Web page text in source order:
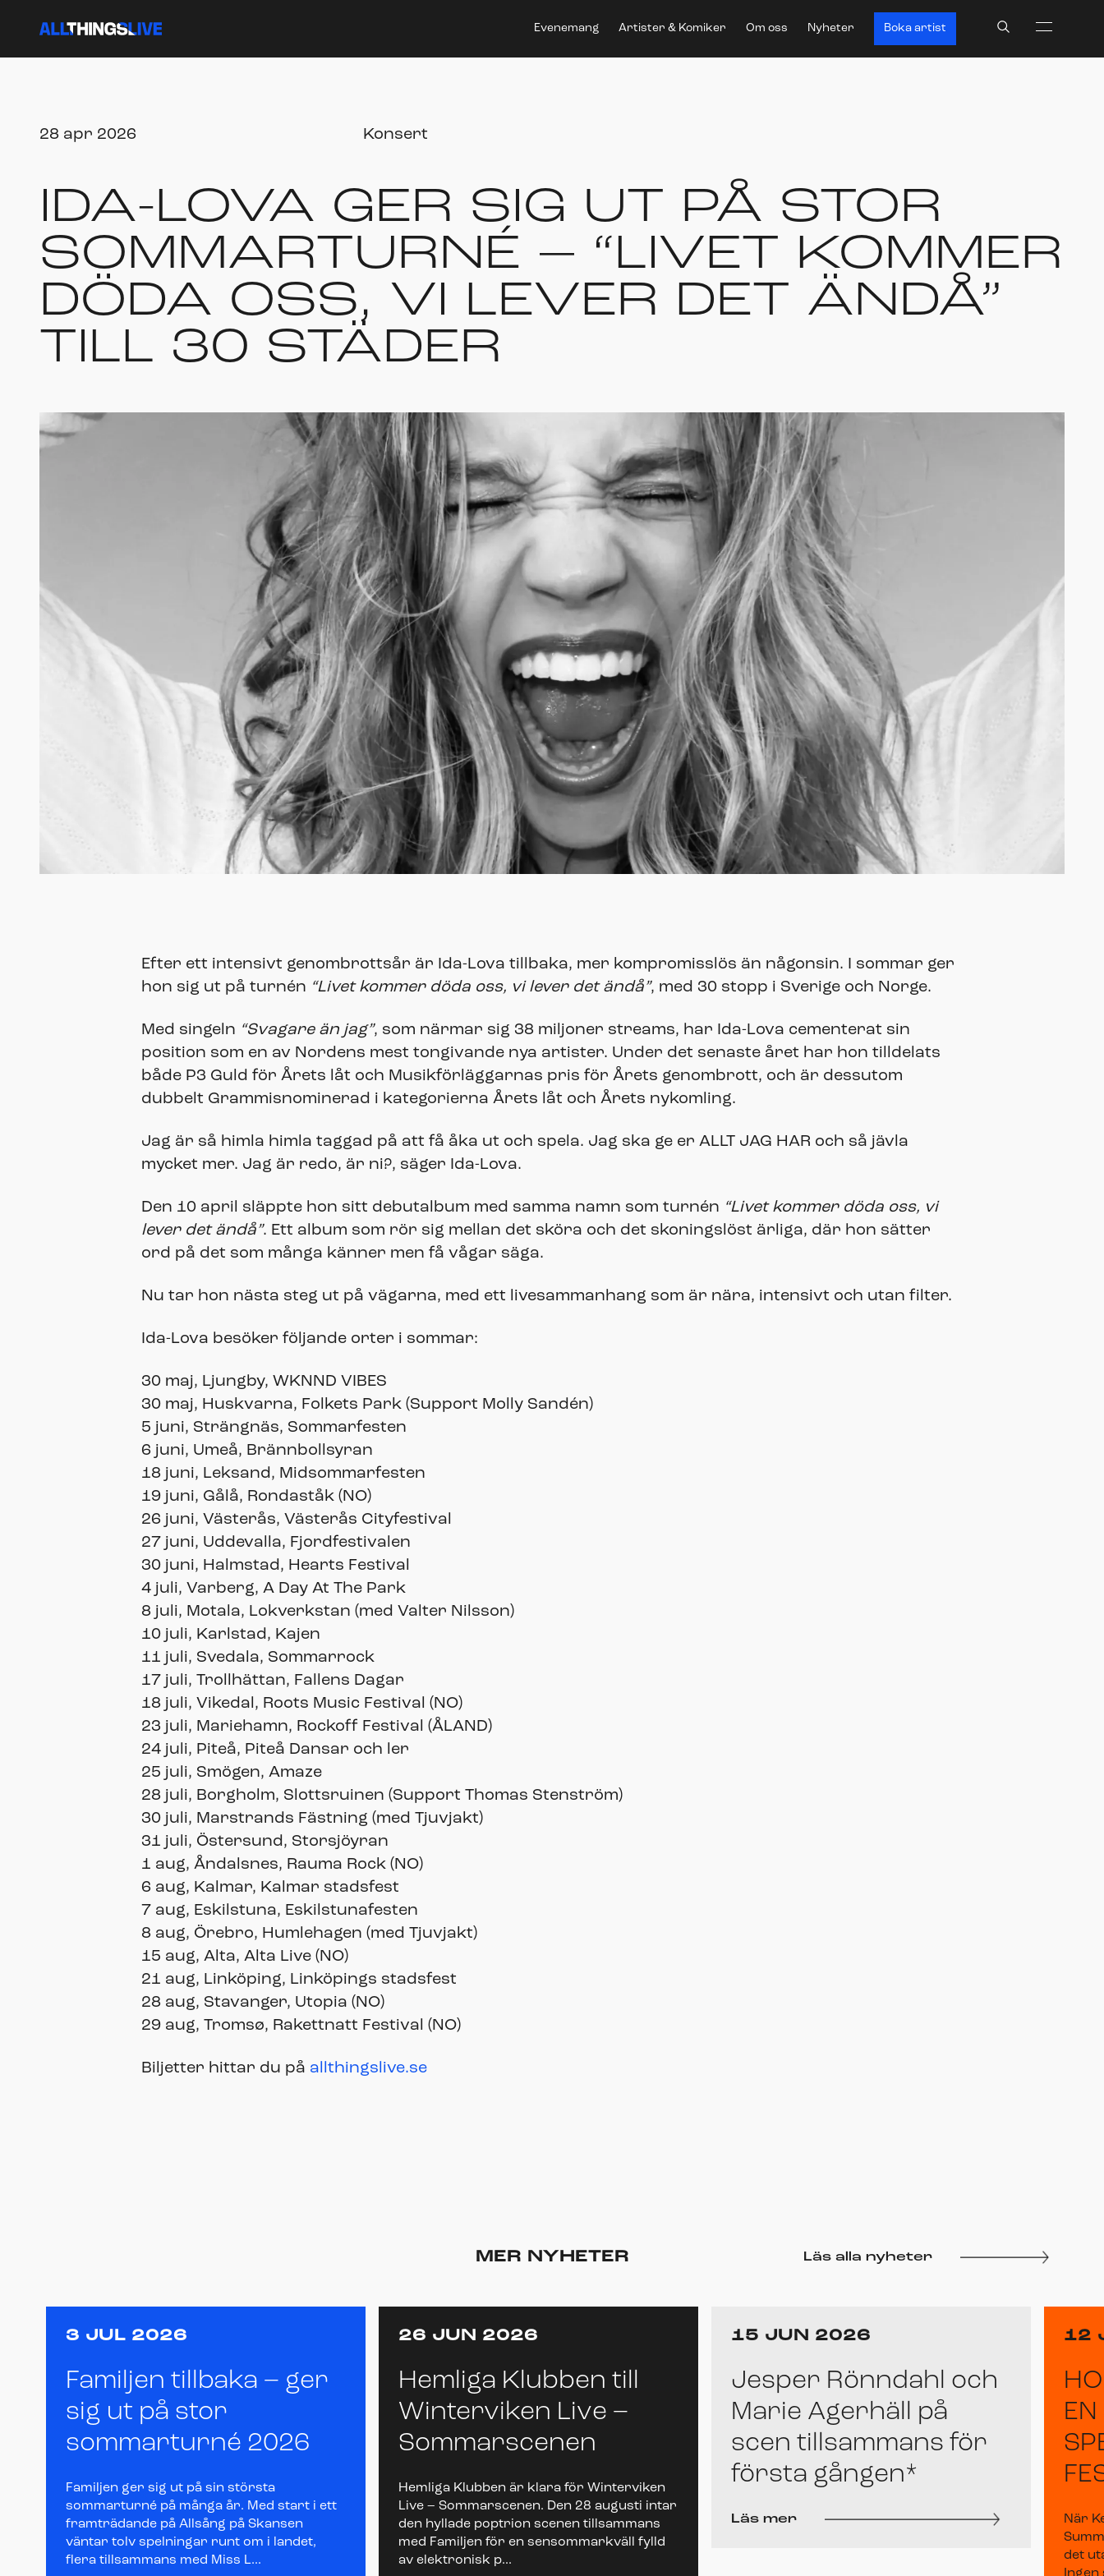
Evenemang Artister & Komiker Om oss Nyheter Boka artist
28 apr 2026 Konsert
IDA-LOVA GER SIG UT PÅ STOR
SOMMARTURNÉ – “LIVET KOMMER
DÖDA OSS, VI LEVER DET ÄNDÅ”
TILL 30 STÄDER
Efter ett intensivt genombrottsår är Ida-Lova tillbaka, mer kompromisslös än någonsin. I sommar ger
hon sig ut på turnén “Livet kommer döda oss, vi lever det ändå”, med 30 stopp i Sverige och Norge.
Med singeln “Svagare än jag”, som närmar sig 38 miljoner streams, har Ida-Lova cementerat sin
position som en av Nordens mest tongivande nya artister. Under det senaste året har hon tilldelats
både P3 Guld för Årets låt och Musikförläggarnas pris för Årets genombrott, och är dessutom
dubbelt Grammisnominerad i kategorierna Årets låt och Årets nykomling.
Jag är så himla himla taggad på att få åka ut och spela. Jag ska ge er ALLT JAG HAR och så jävla
mycket mer. Jag är redo, är ni?, säger Ida-Lova.
Den 10 april släppte hon sitt debutalbum med samma namn som turnén “Livet kommer döda oss, vi
lever det ändå”. Ett album som rör sig mellan det sköra och det skoningslöst ärliga, där hon sätter
ord på det som många känner men få vågar säga.
Nu tar hon nästa steg ut på vägarna, med ett livesammanhang som är nära, intensivt och utan filter.
Ida-Lova besöker följande orter i sommar:
30 maj, Ljungby, WKNND VIBES
30 maj, Huskvarna, Folkets Park (Support Molly Sandén)
5 juni, Strängnäs, Sommarfesten
6 juni, Umeå, Brännbollsyran
18 juni, Leksand, Midsommarfesten
19 juni, Gålå, Rondaståk (NO)
26 juni, Västerås, Västerås Cityfestival
27 juni, Uddevalla, Fjordfestivalen
30 juni, Halmstad, Hearts Festival
4 juli, Varberg, A Day At The Park
8 juli, Motala, Lokverkstan (med Valter Nilsson)
10 juli, Karlstad, Kajen
11 juli, Svedala, Sommarrock
17 juli, Trollhättan, Fallens Dagar
18 juli, Vikedal, Roots Music Festival (NO)
23 juli, Mariehamn, Rockoff Festival (ÅLAND)
24 juli, Piteå, Piteå Dansar och ler
25 juli, Smögen, Amaze
28 juli, Borgholm, Slottsruinen (Support Thomas Stenström)
30 juli, Marstrands Fästning (med Tjuvjakt)
31 juli, Östersund, Storsjöyran
1 aug, Åndalsnes, Rauma Rock (NO)
6 aug, Kalmar, Kalmar stadsfest
7 aug, Eskilstuna, Eskilstunafesten
8 aug, Örebro, Humlehagen (med Tjuvjakt)
15 aug, Alta, Alta Live (NO)
21 aug, Linköping, Linköpings stadsfest
28 aug, Stavanger, Utopia (NO)
29 aug, Tromsø, Rakettnatt Festival (NO)
Biljetter hittar du på allthingslive.se
MER NYHETER Läs alla nyheter
3 JUL 2026
Familjen tillbaka – ger
sig ut på stor
sommarturné 2026
Familjen ger sig ut på sin största
sommarturné på många år. Med start i ett
framträdande på Allsång på Skansen
väntar tolv spelningar runt om i landet,
flera tillsammans med Miss L...
26 JUN 2026
Hemliga Klubben till
Winterviken Live –
Sommarscenen
Hemliga Klubben är klara för Winterviken
Live – Sommarscenen. Den 28 augusti intar
den hyllade poptrion scenen tillsammans
med Familjen för en sensommarkväll fylld
av elektronisk p...
15 JUN 2026
Jesper Rönndahl och
Marie Agerhäll på
scen tillsammans för
första gången*
Läs mer
12
När
det